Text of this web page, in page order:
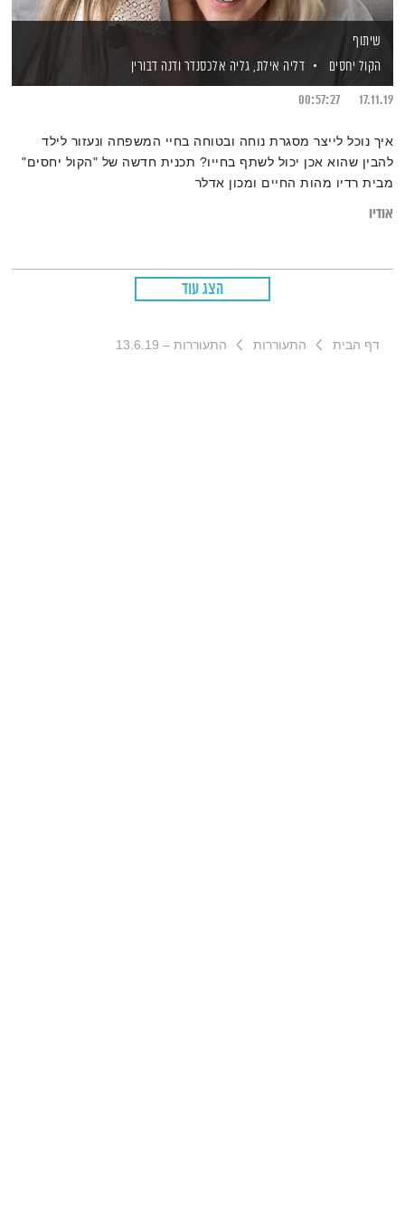
שיתוף
הקול יחסים
דליה אילת, גליה אלכסנדר ודנה דבורין
17.11.19
00:57:27
איך נוכל לייצר מסגרת נוחה ובטוחה בחיי המשפחה ונעזור לילד
להבין שהוא אכן יכול לשתף בחייו? תכנית חדשה של "הקול יחסים"
מבית רדיו מהות החיים ומכון אדלר
אודיו
הצג עוד
דף הבית התעוררות התעוררות – 13.6.19